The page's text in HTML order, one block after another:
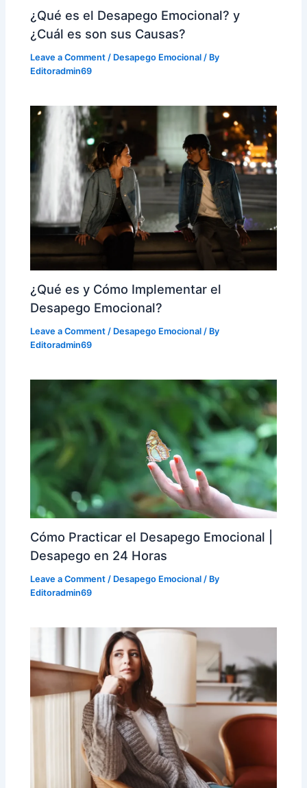
¿Qué es el Desapego Emocional? y
¿Cuál es son sus Causas?
Leave a Comment / Desapego Emocional / By
Editoradmin69
¿Qué es y Cómo Implementar el
Desapego Emocional?
Leave a Comment / Desapego Emocional / By
Editoradmin69
Cómo Practicar el Desapego Emocional |
Desapego en 24 Horas
Leave a Comment / Desapego Emocional / By
Editoradmin69